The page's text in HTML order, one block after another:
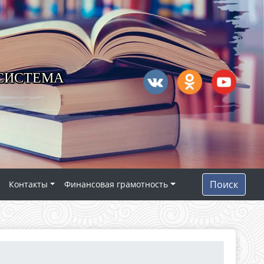
Контакты Финансовая грамотность Поиск